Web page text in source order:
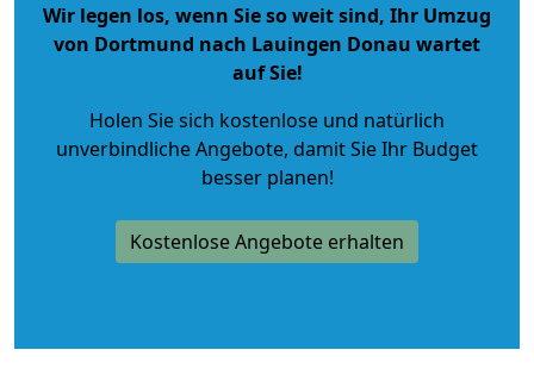
Wir legen los, wenn Sie so weit sind, Ihr Umzug
von Dortmund nach Lauingen Donau wartet
auf Sie!
Holen Sie sich kostenlose und natürlich
unverbindliche Angebote, damit Sie Ihr Budget
besser planen!
Kostenlose Angebote erhalten